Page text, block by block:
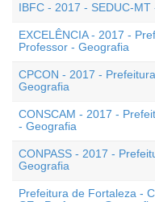
IBFC - 2017 - SEDUC-
EXCELÊNCIA - 2017 -
Professor - Geografia
CPCON - 2017 -
Geografia
CONSCAM - 2017 -
- Geografia
CONPASS - 2017 -
Geografia
Prefeitura de Fortaleza -